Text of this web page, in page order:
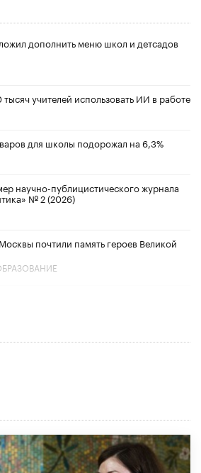
дополнить меню школ и детсадов
учителей использовать ИИ в работе
для школы подорожал на 6,3%
научно-публицистического журнала
№ 2 (2026)
почтили память героев Великой